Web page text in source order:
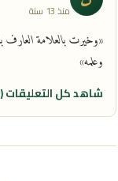
منذ 13 سنة
«وخيرت بالعلامة العارف
وعلمه»
شاهد كل التعليقات (3) ←